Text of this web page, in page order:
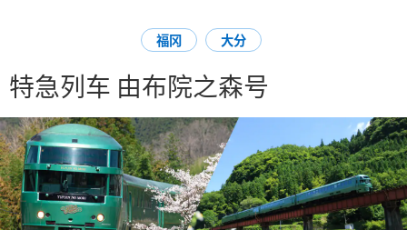
推荐场所
旅行灵感
目的地
福冈 大分
特急列车 由布院之森号